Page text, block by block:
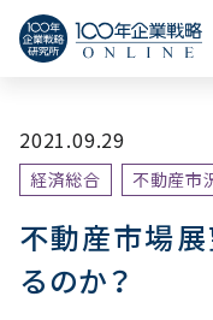
2021.09.29
経済総合 不動産市
不動産市場
るのか？